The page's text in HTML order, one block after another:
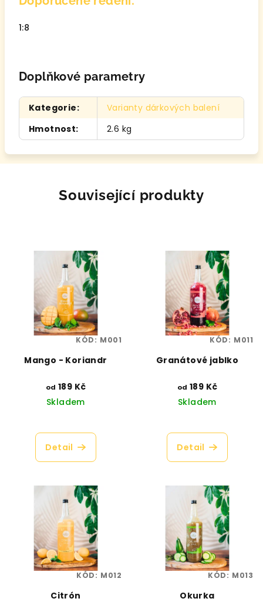
1:8
Doplňkové parametry
Kategorie:
Varianty dárkových balení
Hmotnost: 2.6 kg
Související produkty
Mango - Koriandr
od 189 Kč
Skladem
hodnocení
produktu
hvězdiček.
Detail
KÓD: M001
Granátové jablko
od 189 Kč
Skladem
hodnocení
produktu
hvězdiček.
Detail
KÓD: M011
Citrón
KÓD: M012
Okurka
KÓD: M013